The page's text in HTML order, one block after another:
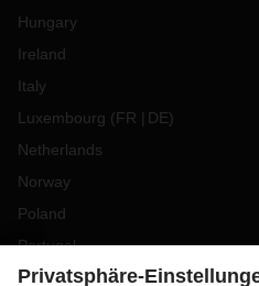
Hungary
Ireland
Italy
Luxembourg (FR DE)
Netherlands
Norway
Poland
Portugal
Romania